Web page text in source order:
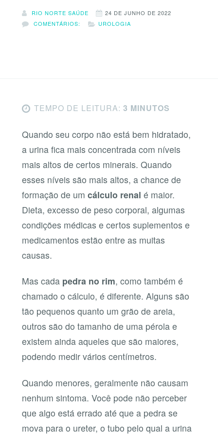
RIO NORTE SAÚDE
24 DE JUNHO DE 2022
COMENTÁRIOS:
UROLOGIA
TEMPO DE LEITURA: 3 MINUTOS
Quando seu corpo não está bem hidratado,
a urina fica mais concentrada com níveis
mais altos de certos minerais. Quando
esses níveis são mais altos, a chance de
formação de um cálculo renal é maior.
Dieta, excesso de peso corporal, algumas
condições médicas e certos suplementos e
medicamentos estão entre as muitas
causas.
Mas cada pedra no rim, como também é
chamado o cálculo, é diferente. Alguns são
tão pequenos quanto um grão de areia,
outros são do tamanho de uma pérola e
existem ainda aqueles que são maiores,
podendo medir vários centímetros.
Quando menores, geralmente não causam
nenhum sintoma. Você pode não perceber
que algo está errado até que a pedra se
mova para o ureter, o tubo pelo qual a urina